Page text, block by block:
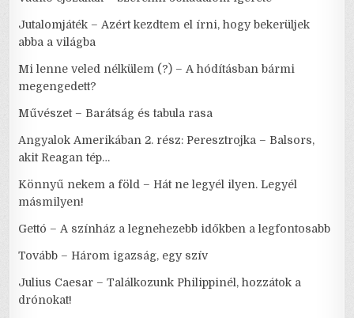
Jutalomjáték – Azért kezdtem el írni, hogy bekerüljek
abba a világba
Mi lenne veled nélkülem (?) – A hódításban bármi
megengedett?
Művészet – Barátság és tabula rasa
Angyalok Amerikában 2. rész: Peresztrojka – Balsors,
akit Reagan tép…
Könnyű nekem a föld – Hát ne legyél ilyen. Legyél
másmilyen!
Gettó – A színház a legnehezebb időkben a legfontosabb
Tovább – Három igazság, egy szív
Julius Caesar – Találkozunk Philippinél, hozzátok a
drónokat!